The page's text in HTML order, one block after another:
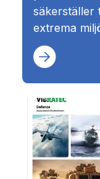
säkerställer
extrema